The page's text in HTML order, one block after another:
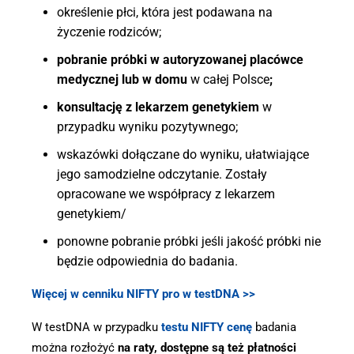
określenie płci, która jest podawana na
życzenie rodziców;
pobranie próbki w autoryzowanej placówce
medycznej lub w domu w całej Polsce;
konsultację z lekarzem genetykiem w
przypadku wyniku pozytywnego;
wskazówki dołączane do wyniku, ułatwiające
jego samodzielne odczytanie. Zostały
opracowane we współpracy z lekarzem
genetykiem/
ponowne pobranie próbki jeśli jakość próbki nie
będzie odpowiednia do badania.
Więcej w cenniku NIFTY pro w testDNA >>
W testDNA w przypadku testu NIFTY cenę badania
można rozłożyć na raty, dostępne są też płatności